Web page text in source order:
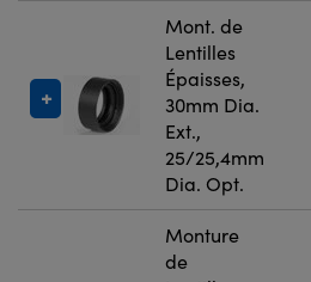
Mont. de
Lentilles
Épaisses,
30mm Dia.
Ext.,
25/25,4mm
Dia. Opt.
Monture
de